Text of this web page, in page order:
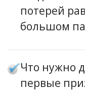
потерей
большом
Что нужно
первые